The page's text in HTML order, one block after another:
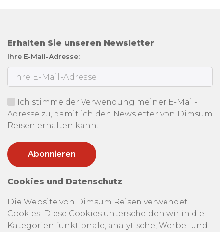
Erhalten Sie unseren Newsletter
Ihre E-Mail-Adresse:
Ich stimme der Verwendung meiner E-Mail-
Adresse zu, damit ich den Newsletter von Dimsum
Reisen erhalten kann.
Cookies und Datenschutz
Die Website von Dimsum Reisen verwendet
Cookies. Diese Cookies unterscheiden wir in die
Kategorien funktionale, analytische, Werbe- und